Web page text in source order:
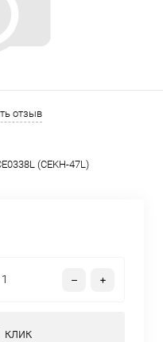
отзыв
(CEKH-47L)
клик